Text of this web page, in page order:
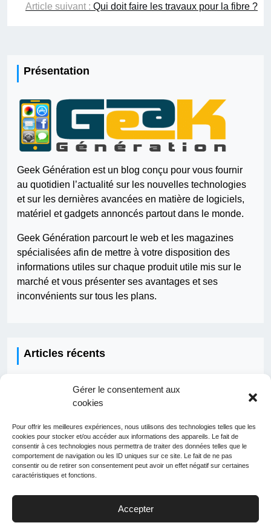
Gérer le consentement aux
cookies
Pour offrir les meilleures expériences, nous utilisons des technologies telles que les
cookies pour stocker et/ou accéder aux informations des appareils. Le fait de
consentir à ces technologies nous permettra de traiter des données telles que le
comportement de navigation ou les ID uniques sur ce site. Le fait de ne pas
consentir ou de retirer son consentement peut avoir un effet négatif sur certaines
caractéristiques et fonctions.
Accepter
Article suivant : Qui doit faire les travaux pour la fibre ?
Présentation
Geek Génération est un blog conçu pour vous fournir
au quotidien l’actualité sur les nouvelles technologies
et sur les dernières avancées en matière de logiciels,
matériel et gadgets annoncés partout dans le monde.
Geek Génération parcourt le web et les magazines
spécialisées afin de mettre à votre disposition des
informations utiles sur chaque produit utile mis sur le
marché et vous présenter ses avantages et ses
inconvénients sur tous les plans.
Articles récents
Comment fonctionne une IA ?
Qui doit faire les travaux pour la fibre ?
Comment développer une application ?
Quelle application pour voyager facilement ?
Peut-on louer un téléphone ?